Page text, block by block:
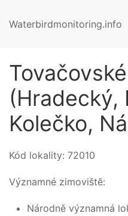
Waterbirdmonitoring.info
(Hradecký,
Kolečko,
Kód lokality: 72010
Významné zimoviště:
Národně významná